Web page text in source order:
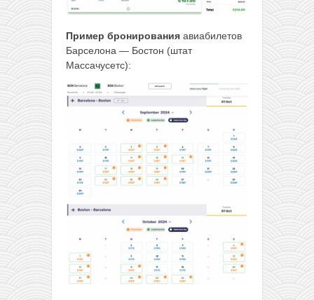
Пример бронирования авиабилетов
Барселона — Бостон (штат
Массачусетс):